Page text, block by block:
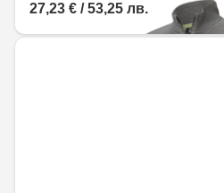
27,23 € / 53,25 лв.